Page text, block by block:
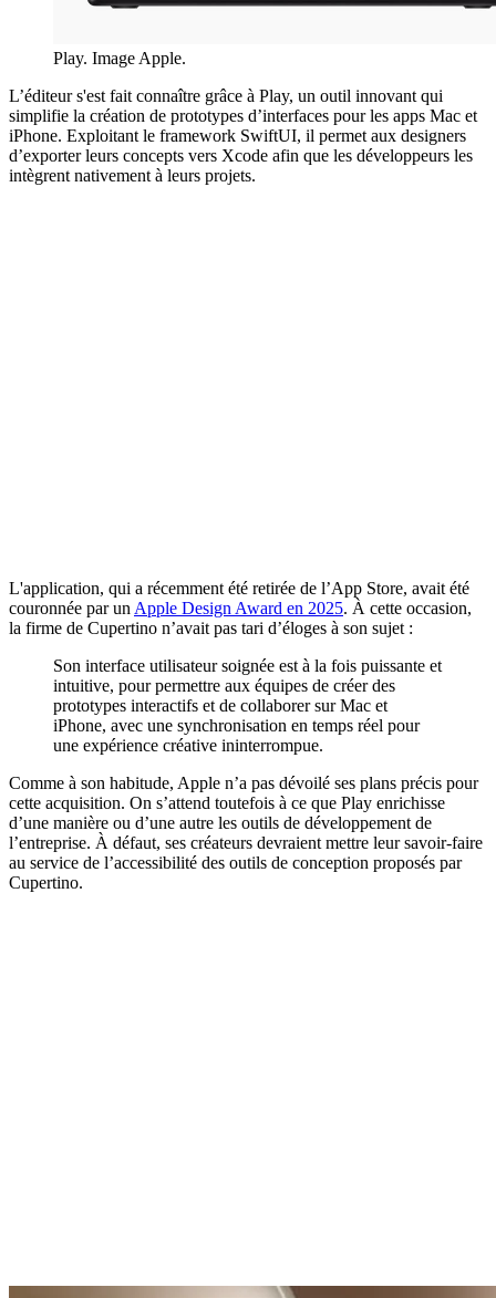
Play. Image Apple.
L’éditeur s'est fait connaître grâce à Play, un outil innovant qui
simplifie la création de prototypes d’interfaces pour les apps Mac et
iPhone. Exploitant le framework SwiftUI, il permet aux designers
d’exporter leurs concepts vers Xcode afin que les développeurs les
intègrent nativement à leurs projets.
L'application, qui a récemment été retirée de l’App Store, avait été
couronnée par un Apple Design Award en 2025. À cette occasion,
la firme de Cupertino n’avait pas tari d’éloges à son sujet :
Son interface utilisateur soignée est à la fois puissante et
intuitive, pour permettre aux équipes de créer des
prototypes interactifs et de collaborer sur Mac et
iPhone, avec une synchronisation en temps réel pour
une expérience créative ininterrompue.
Comme à son habitude, Apple n’a pas dévoilé ses plans précis pour
cette acquisition. On s’attend toutefois à ce que Play enrichisse
d’une manière ou d’une autre les outils de développement de
l’entreprise. À défaut, ses créateurs devraient mettre leur savoir-faire
au service de l’accessibilité des outils de conception proposés par
Cupertino.